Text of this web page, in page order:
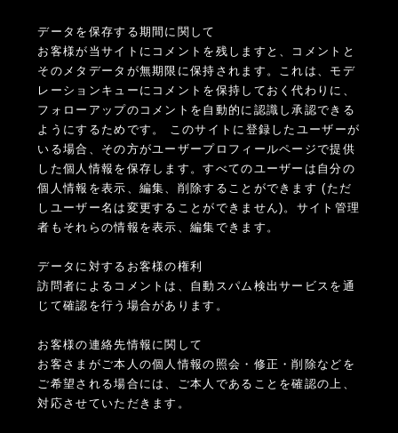
データを保存する期間に関して
お客様が当サイトにコメントを残しますと、コメントと
そのメタデータが無期限に保持されます。これは、モデ
レーションキューにコメントを保持しておく代わりに、
フォローアップのコメントを自動的に認識し承認できる
ようにするためです。 このサイトに登録したユーザーが
いる場合、その方がユーザープロフィールページで提供
した個人情報を保存します。すべてのユーザーは自分の
個人情報を表示、編集、削除することができます (ただ
しユーザー名は変更することができません)。サイト管理
者もそれらの情報を表示、編集できます。
データに対するお客様の権利
訪問者によるコメントは、自動スパム検出サービスを通
じて確認を行う場合があります。
お客様の連絡先情報に関して
お客さまがご本人の個人情報の照会・修正・削除などを
ご希望される場合には、ご本人であることを確認の上、
対応させていただきます。